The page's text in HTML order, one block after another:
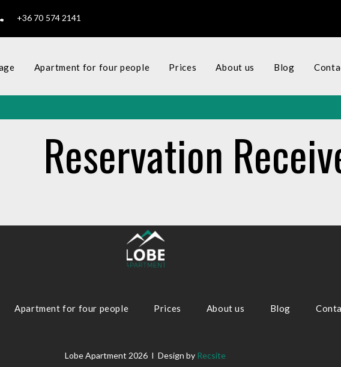
+36 70 574 2141
Apartment for four people Prices About us Blog
Reservation
Apartment for four people Prices About us Blog
Lobe Apartment 2026 I Design by Recsite